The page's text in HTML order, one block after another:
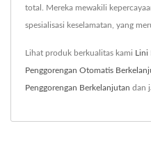
total. Mereka mewakili
spesialisasi keselamatan, yang
Lihat produk berkualitas kami
Penggorengan Otomatis
Penggorengan Berkelanjutan dan